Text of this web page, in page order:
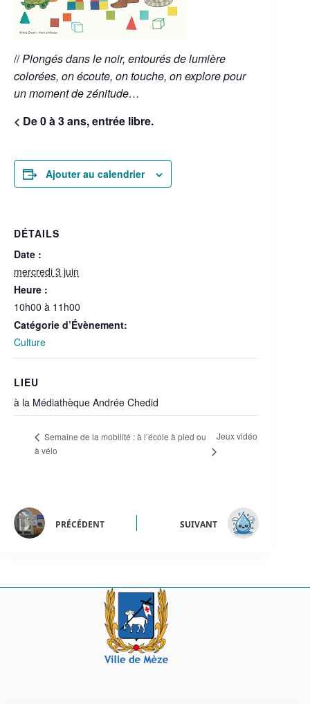
//Plongés dans le noir, entourés de lumière
colorées, on écoute, on touche, on explore pour
un moment de zénitude…
< De 0 à 3 ans, entrée libre.
Ajouter au calendrier
DÉTAILS
Date :
mercredi 3 juin
Heure :
10h00 à 11h00
Catégorie d’Évènement:
Culture
LIEU
à la Médiathèque Andrée Chedid
Semaine de la mobilité : à l’école à pied ou
à vélo
Jeux vidéo
PRÉCÉDENT SUIVANT